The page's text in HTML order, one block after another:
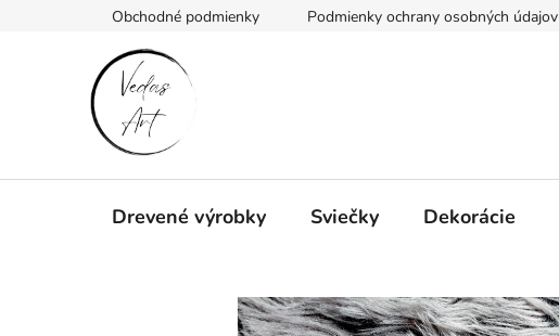
Obchodné podmienky Podmienky ochrany osobných údajov
Drevené výrobky Sviečky Dekorácie